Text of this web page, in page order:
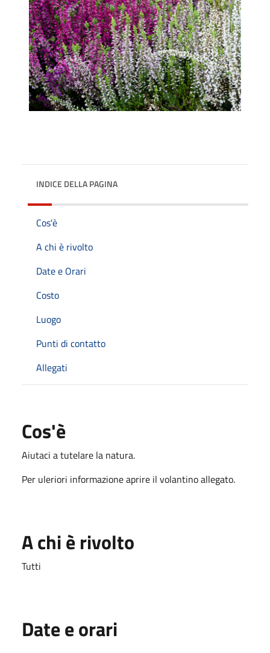
INDICE DELLA PAGINA
Cos'è
A chi è rivolto
Date e Orari
Costo
Luogo
Punti di contatto
Allegati
Cos'è
Aiutaci a tutelare la natura.
Per uleriori informazione aprire il volantino allegato.
A chi è rivolto
Tutti
Date e orari